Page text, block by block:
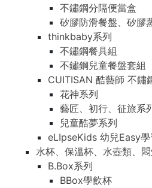
不鏽鋼分隔便當盒
矽膠防滑餐盤、矽膠
thinkbaby系列
不鏽鋼餐具組
不鏽鋼兒童餐盤套組
CUITISAN 酷藝師 不鏽
花神系列
藝匠、初行、征旅系
兒童酷夢系列
eLIpseKids 幼兒Easy
水杯、保溫杯、水壺類、
B.Box系列
BBox學飲杯